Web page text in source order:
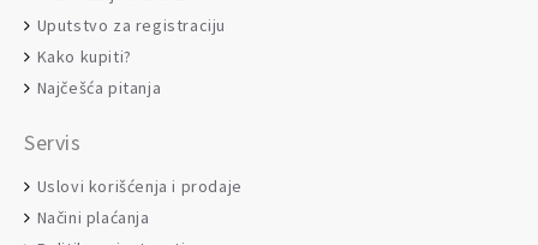
Uputstvo za registraciju
Kako kupiti?
Najčešća pitanja
Servis
Uslovi korišćenja i prodaje
Načini plaćanja